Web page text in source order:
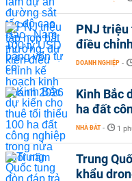
PNJ triệu
điều
DOANH NGHIỆP -
Kinh Bắc
ha đất
NHÀ ĐẤT - 1
Trung
khẩu